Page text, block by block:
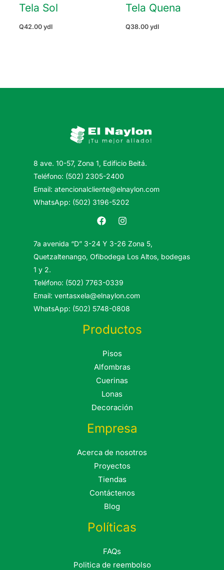
Tela Sol
Q42.00 ydl
Tela Quena
Q38.00 ydl
8 ave. 10-57, Zona 1, Edificio Beitá.
Teléfono: (502) 2305-2400
Email: atencionalcliente@elnaylon.com
WhatsApp: (502) 3196-5202
7a avenida “D” 3-24 Y 3-26 Zona 5,
Quetzaltenango, Ofibodega Los Altos, bodegas
1 y 2.
Teléfono: (502) 7763-0339
Email: ventasxela@elnaylon.com
WhatsApp: (502) 5748-0808
Productos
Pisos
Alfombras
Cuerinas
Lonas
Decoración
Empresa
Acerca de nosotros
Proyectos
Tiendas
Contáctenos
Blog
Políticas
FAQs
Politica de reembolso